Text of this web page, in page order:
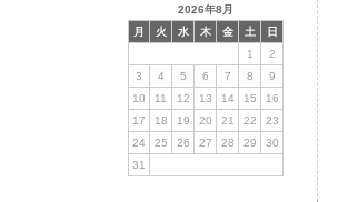
2026年8月
月
火 水 木 金 土
日
1
2
3
4 5 6 7 8
9
10
11 12 13 14 15
16
17
18 19 20 21 22
23
24
25 26 27 28 29
30
31